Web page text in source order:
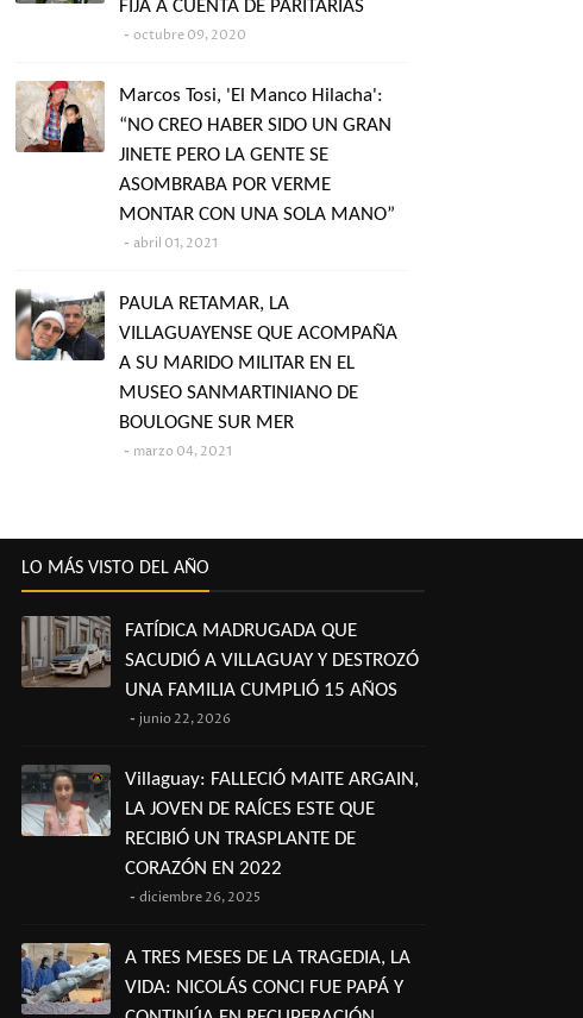
FIJA A CUENTA DE PARITARIAS
octubre 09, 2020
Marcos Tosi, 'El Manco Hilacha':
“NO CREO HABER SIDO UN GRAN
JINETE PERO LA GENTE SE
ASOMBRABA POR VERME
MONTAR CON UNA SOLA MANO”
abril 01, 2021
PAULA RETAMAR, LA
VILLAGUAYENSE QUE ACOMPAÑA
A SU MARIDO MILITAR EN EL
MUSEO SANMARTINIANO DE
BOULOGNE SUR MER
marzo 04, 2021
LO MÁS VISTO DEL AÑO
FATÍDICA MADRUGADA QUE
SACUDIÓ A VILLAGUAY Y DESTROZÓ
UNA FAMILIA CUMPLIÓ 15 AÑOS
junio 22, 2026
Villaguay: FALLECIÓ MAITE ARGAIN,
LA JOVEN DE RAÍCES ESTE QUE
RECIBIÓ UN TRASPLANTE DE
CORAZÓN EN 2022
diciembre 26, 2025
A TRES MESES DE LA TRAGEDIA, LA
VIDA: NICOLÁS CONCI FUE PAPÁ Y